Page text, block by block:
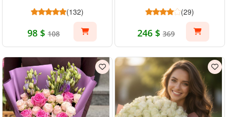
(132)
98 $ 108
(29)
246 $ 369